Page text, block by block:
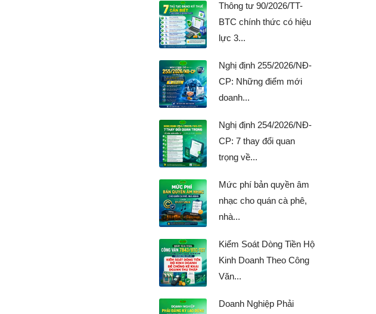
Thông tư 90/2026/TT-
BTC chính thức có hiệu
lực 3...
Nghị định 255/2026/NĐ-
CP: Những điểm mới
doanh...
Nghị định 254/2026/NĐ-
CP: 7 thay đổi quan
trọng về...
Mức phí bản quyền âm
nhạc cho quán cà phê,
nhà...
Kiểm Soát Dòng Tiền Hộ
Kinh Doanh Theo Công
Văn...
Doanh Nghiệp Phải